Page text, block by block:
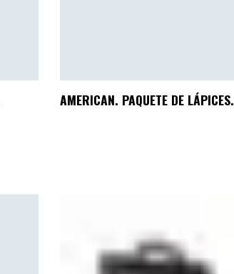
AMERICAN. PAQUETE DE LÁPICES.